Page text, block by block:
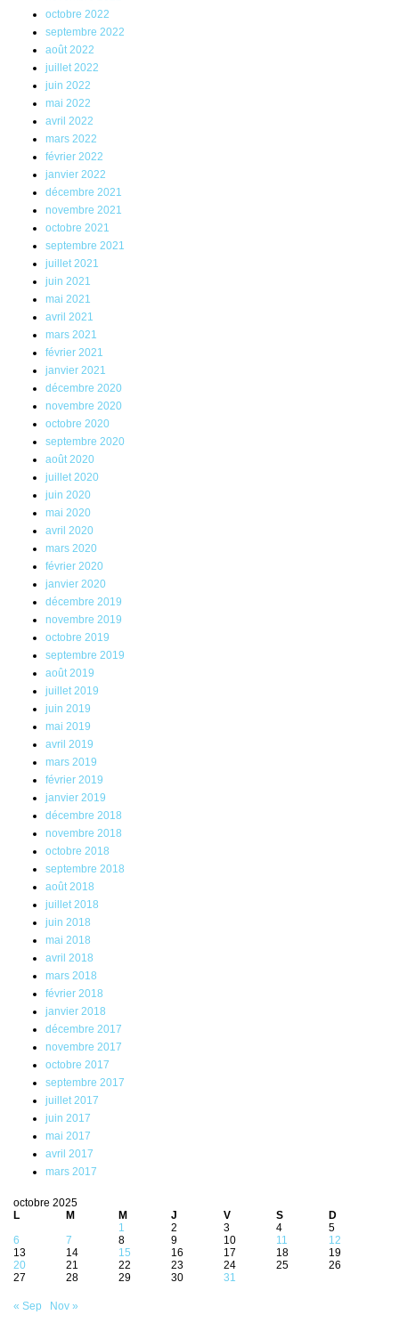
octobre 2022
septembre 2022
août 2022
juillet 2022
juin 2022
mai 2022
avril 2022
mars 2022
février 2022
janvier 2022
décembre 2021
novembre 2021
octobre 2021
septembre 2021
juillet 2021
juin 2021
mai 2021
avril 2021
mars 2021
février 2021
janvier 2021
décembre 2020
novembre 2020
octobre 2020
septembre 2020
août 2020
juillet 2020
juin 2020
mai 2020
avril 2020
mars 2020
février 2020
janvier 2020
décembre 2019
novembre 2019
octobre 2019
septembre 2019
août 2019
juillet 2019
juin 2019
mai 2019
avril 2019
mars 2019
février 2019
janvier 2019
décembre 2018
novembre 2018
octobre 2018
septembre 2018
août 2018
juillet 2018
juin 2018
mai 2018
avril 2018
mars 2018
février 2018
janvier 2018
décembre 2017
novembre 2017
octobre 2017
septembre 2017
juillet 2017
juin 2017
mai 2017
avril 2017
mars 2017
octobre 2025
L
M M J V S
D
1
2 3 4
5
6
7 8 9 10 11
12
13
14 15 16 17 18
19
20
21 22 23 24 25
26
27
28 29 30 31
« Sep Nov »